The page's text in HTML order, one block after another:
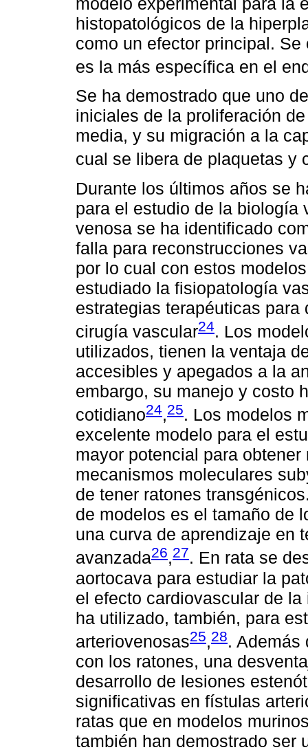
histopatológicos de la
como un efector principal.
es la más específica en el
Se ha demostrado que uno
iniciales de la proliferación
media, y su migración a la
cual se libera de plaquetas y
Durante los últimos años se
para el estudio de la biología
venosa se ha identificado
falla para reconstrucciones
por lo cual con estos
estudiado la fisiopatología
estrategias terapéuticas
cirugía vascular24. Los
utilizados, tienen la ventaja
accesibles y apegados a la
embargo, su manejo y costo
cotidiano24,25. Los modelos
excelente modelo para el
mayor potencial para
mecanismos moleculares
de tener ratones
de modelos es el tamaño de
una curva de aprendizaje en
avanzada26,27. En rata se
aortocava para estudiar la
el efecto cardiovascular de
ha utilizado, también, para
arteriovenosas25,28. Además
con los ratones, una
desarrollo de lesiones
significativas en fístulas
ratas que en modelos
también han demostrado ser